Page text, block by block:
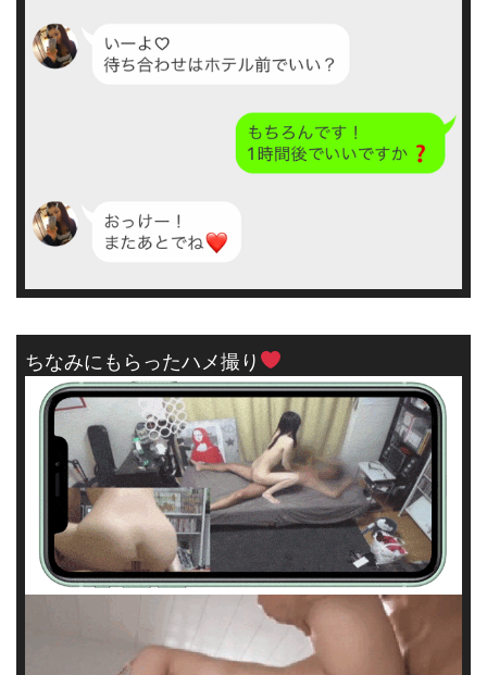
ちなみにもらったハメ撮り